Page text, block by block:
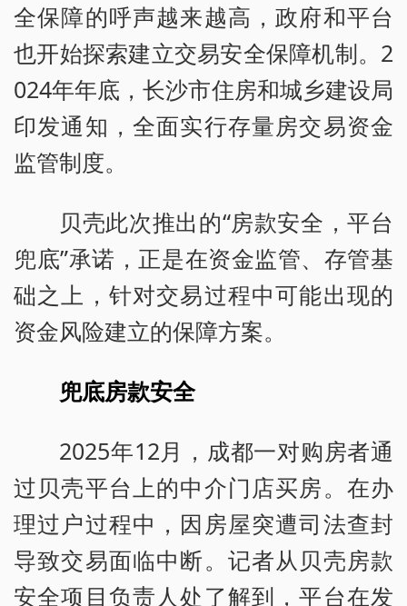
全保障的呼声越来越高，政府和平台
也开始探索建立交易安全保障机制。2
024年年底，长沙市住房和城乡建设局
印发通知，全面实行存量房交易资金
监管制度。
贝壳此次推出的“房款安全，平台
兜底”承诺，正是在资金监管、存管基
础之上，针对交易过程中可能出现的
资金风险建立的保障方案。
兜底房款安全
2025年12月，成都一对购房者通
过贝壳平台上的中介门店买房。在办
理过户过程中，因房屋突遭司法查封
导致交易面临中断。记者从贝壳房款
安全项目负责人处了解到，平台在发